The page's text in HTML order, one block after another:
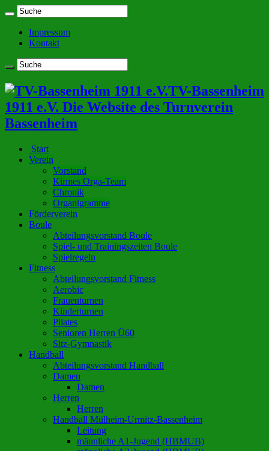
Impressum
Kontakt
TV-Bassenheim
1911 e.V. Die Website des Turnverein
Bassenheim
Start
Verein
Vorstand
Kirmes Orga-Team
Chronik
Organigramme
Förderverein
Boule
Abteilungsvorstand Boule
Spiel- und Trainingszeiten Boule
Spielregeln
Fitness
Abteilungsvorstand Fitness
Aerobic
Frauenturnen
Kinderturnen
Pilates
Senioren Herren Ü60
Sitz-Gymnastik
Handball
Abteilungsvorstand Handball
Damen
Damen
Herren
Herren
Handball Mülheim-Urmitz-Bassenheim
Leitung
männliche A1-Jugend (HBMUB)